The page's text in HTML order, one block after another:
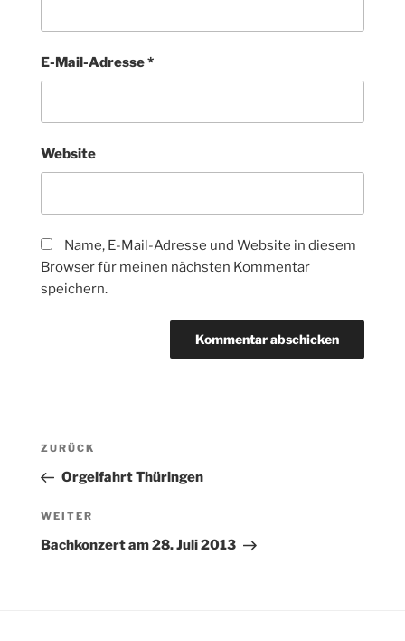
E-Mail-Adresse*
Website
Name, E-Mail-Adresse und Website in diesem
Browser für meinen nächsten Kommentar
speichern.
Beitragsnavigation
Vorheriger
Beitrag
ZURÜCK
Orgelfahrt Thüringen
Nächster
Beitrag
WEITER
Bachkonzert am 28. Juli 2013